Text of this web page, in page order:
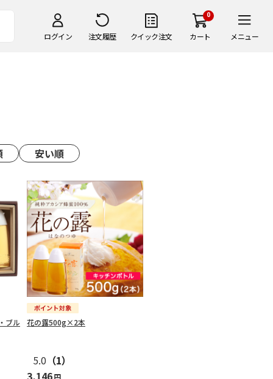
ログイン 注文履歴 クイック注文
0
カート メニュー
安い順
ブル 花の露500g×2本
5.0 （1）
3,146円